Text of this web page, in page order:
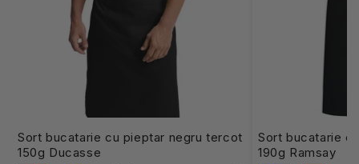
Sort bucatarie cu pieptar negru tercot
150g Ducasse
Sort bucatarie
190g Ramsay